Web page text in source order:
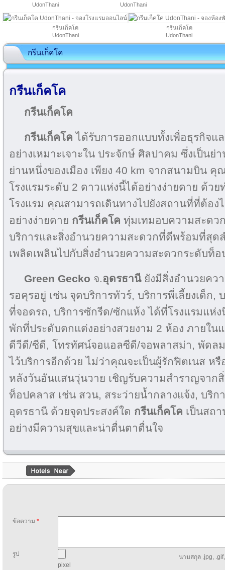
UdonThani
UdonThani
กรีนเก็คโค
UdonThani
กรีนเก็คโค
UdonThani
กรีนเก็คโค
กรีนเก็คโค
กรีนเก็คโค
กรีนเก็คโค ได้รับการออกแบบทั้งเพื่อธุรกิจแ
อย่างเหมาะเจาะใน ประจักษ์ ศิลปาคม ซึ่งเป็น
ย่านหนึ่งของเมือง เพียง 40 km จากสนามบิน คุ
โรงแรมระดับ 2 ดาวแห่งนี้ได้อย่างง่ายดาย ด้ว
โรงแรม คุณสามารถเดินทางไปยังสถานที่ที่ต้อง
อย่างง่ายดาย กรีนเก็คโค ทุ่มเทมอบความสะดว
บริการและสิ่งอำนวยความสะดวกที่ดีพร้อมที่สุ
เพลิดเพลินไปกับสิ่งอำนวยความสะดวกระดับท็อ
Green Gecko จ.อุดรธานียังมีสิ่งอำนวยคว
รอคุรอยู่ เช่น จุดบริการทัวร์, บริการพี่เลี้ยงเด็ก,
ที่จอดรถ, บริการซักรีด/ซักแห้ง ได้ที่โรงแรมแห่
พักที่ประดับตกแต่งอย่างสวยงาม 2 ห้อง ภายใน
ดีวีดี/ซีดี, โทรทัศน์จอแอลซีดี/จอพลาสม่า, พัดล
ไว้บริการอีกด้วย ไม่ว่าคุณจะเป็นผู้รักฟิตเนส ห
หลังวันอันแสนวุ่นวาย เชิญรับความสำราญจาก
ท็อปคลาส เช่น สวน, สระว่ายน้ำกลางแจ้ง, บริ
อุดรธานี ด้วยจุดประสงค์ใด กรีนเก็คโค เป็นสถ
อย่างมีความสุขและน่าตื่นตาตื่นใจ
ข้อความ *
รูป
นามสกุล .jpg,
pixel